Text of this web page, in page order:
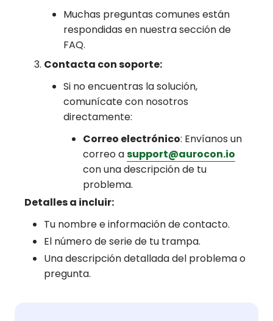
Muchas preguntas comunes están
respondidas en nuestra sección de
FAQ.
Contacta con soporte:
Si no encuentras la solución,
comunícate con nosotros
directamente:
Correo electrónico: Envíanos un
correo asupport@aurocon.io
con una descripción de tu
problema.
Detalles a incluir:
Tu nombre e información de contacto.
El número de serie de tu trampa.
Una descripción detallada del problema o
pregunta.